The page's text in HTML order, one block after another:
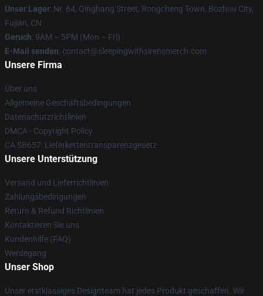
Unser Lager: Nr. 64, Qinghang Street, Rongcheng Town, Bozhou City,
Fujian, CN
Geruch: 9AM – 5PM (Mon – Fri)
E-Mail senden: contact@sleepingwithsirensmerch.com
Unsere Firma
Über uns
Allgemeine Geschäftsbedingungen
Datenschutzrichtlinien
DMCA - Copyright Policy
CA SB657: Lieferkettentransparenzgesetz
Unsere Unterstützung
Versand und Lieferrichtlinien
Zahlungsbedingungen
Return & Refund Richtlinien
Kontaktieren Sie uns
Kundenhilfe (FAQ)
Werdegang
Unser Shop
Unser erstklassiges Designteam hat jedes Produkt geschaffen. Wir